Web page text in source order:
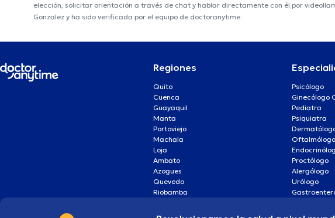
elección, solicitar orientación a través de chat y hablar directamente con él por
Gonzalez y ha sido verificada por el equipo de doctoranytime.
Regiones
Quito
Cuenca
Guayaquil
Manta
Portoviejo
Machala
Loja
Ambato
Azogues
Quevedo
Riobamba
Psicólogo
Ginecólogo
Pediatra
Psiquiatra
Oftalmólogo
Proctólogo
Alergólogo
Urólogo